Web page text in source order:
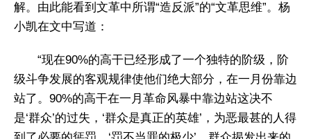
解。由此能看到文革中所谓“造反派”的“文革思维”。杨
小凯在文中写道：
“现在90%的高干已经形成了一个独特的阶级，阶
级斗争发展的客观规律使他们绝大部分，在一月份靠边
站了。90%的高干在一月革命风暴中靠边站这决不
是‘群众’的过失，‘群众是真正的英雄’，为恶最甚的人得